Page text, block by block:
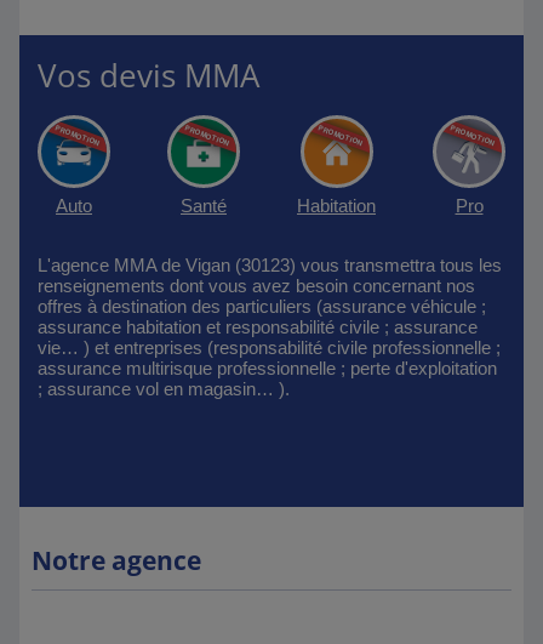
Vos devis MMA
Auto Santé Habitation Pro
L'agence MMA de Vigan (30123) vous transmettra tous les
renseignements dont vous avez besoin concernant nos
offres à destination des particuliers (assurance véhicule ;
assurance habitation et responsabilité civile ; assurance
vie… ) et entreprises (responsabilité civile professionnelle ;
assurance multirisque professionnelle ; perte d'exploitation
; assurance vol en magasin… ).
Notre agence